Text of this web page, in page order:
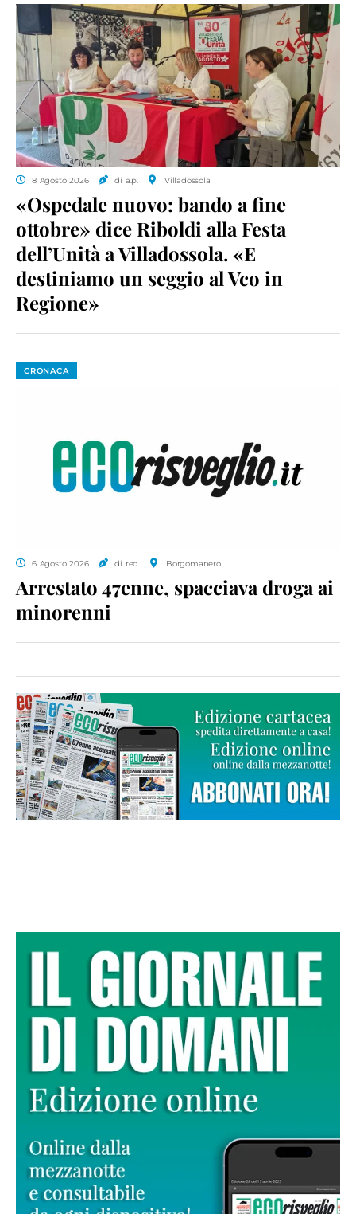
8 Agosto 2026 di a.p. Villadossola
«Ospedale nuovo: bando a fine
ottobre» dice Riboldi alla Festa
dell’Unità a Villadossola. «E
destiniamo un seggio al Vco in
Regione»
CRONACA
6 Agosto 2026 di red. Borgomanero
Arrestato 47enne, spacciava droga ai
minorenni